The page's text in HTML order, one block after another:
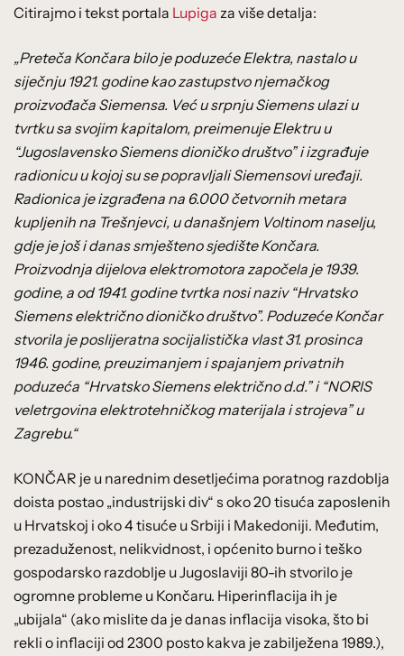
Citirajmo i tekst portala Lupiga za više detalja:
„Preteča Končara bilo je poduzeće Elektra, nastalo u
siječnju 1921. godine kao zastupstvo njemačkog
proizvođača Siemensa. Već u srpnju Siemens ulazi u
tvrtku sa svojim kapitalom, preimenuje Elektru u
“Jugoslavensko Siemens dioničko društvo” i izgrađuje
radionicu u kojoj su se popravljali Siemensovi uređaji.
Radionica je izgrađena na 6.000 četvornih metara
kupljenih na Trešnjevci, u današnjem Voltinom naselju,
gdje je još i danas smješteno sjedište Končara.
Proizvodnja dijelova elektromotora započela je 1939.
godine, a od 1941. godine tvrtka nosi naziv “Hrvatsko
Siemens električno dioničko društvo”. Poduzeće Končar
stvorila je poslijeratna socijalistička vlast 31. prosinca
1946. godine, preuzimanjem i spajanjem privatnih
poduzeća “Hrvatsko Siemens električno d.d.” i “NORIS
veletrgovina elektrotehničkog materijala i strojeva” u
Zagrebu.“
KONČAR je u narednim desetljećima poratnog razdoblja
doista postao „industrijski div“ s oko 20 tisuća zaposlenih
u Hrvatskoj i oko 4 tisuće u Srbiji i Makedoniji. Međutim,
prezaduženost, nelikvidnost, i općenito burno i teško
gospodarsko razdoblje u Jugoslaviji 80-ih stvorilo je
ogromne probleme u Končaru. Hiperinflacija ih je
„ubijala“ (ako mislite da je danas inflacija visoka, što bi
rekli o inflaciji od 2300 posto kakva je zabilježena 1989.),